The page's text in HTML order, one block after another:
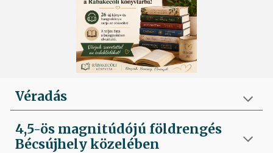
Véradás
4,5-ös magnitúdójú földrengés
Bécsújhely közelében